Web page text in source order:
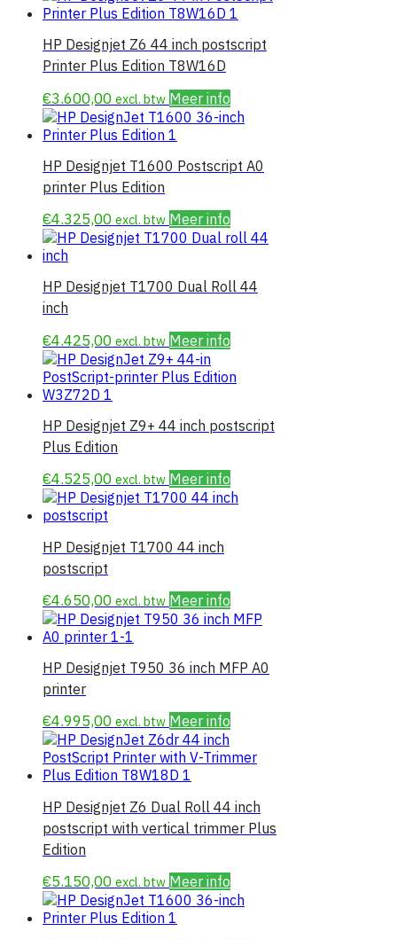
HP Designjet Z6 44 inch postscript
Printer Plus Edition T8W16D
€3.600,00 excl. btw Meer info
HP Designjet T1600 Postscript A0
printer Plus Edition
€4.325,00 excl. btw Meer info
HP Designjet T1700 Dual Roll 44
inch
€4.425,00 excl. btw Meer info
HP Designjet Z9+ 44 inch postscript
Plus Edition
€4.525,00 excl. btw Meer info
HP Designjet T1700 44 inch
postscript
€4.650,00 excl. btw Meer info
HP Designjet T950 36 inch MFP A0
printer
€4.995,00 excl. btw Meer info
HP Designjet Z6 Dual Roll 44 inch
postscript with vertical trimmer Plus
Edition
€5.150,00 excl. btw Meer info